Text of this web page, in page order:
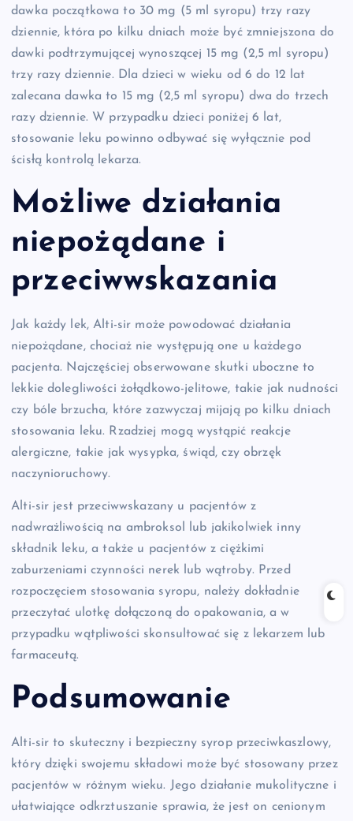
dawka początkowa to 30 mg (5 ml syropu) trzy razy
dziennie, która po kilku dniach może być zmniejszona do
dawki podtrzymującej wynoszącej 15 mg (2,5 ml syropu)
trzy razy dziennie. Dla dzieci w wieku od 6 do 12 lat
zalecana dawka to 15 mg (2,5 ml syropu) dwa do trzech
razy dziennie. W przypadku dzieci poniżej 6 lat,
stosowanie leku powinno odbywać się wyłącznie pod
ścisłą kontrolą lekarza.
Możliwe działania
niepożądane i
przeciwwskazania
Jak każdy lek, Alti-sir może powodować działania
niepożądane, chociaż nie występują one u każdego
pacjenta. Najczęściej obserwowane skutki uboczne to
lekkie dolegliwości żołądkowo-jelitowe, takie jak nudności
czy bóle brzucha, które zazwyczaj mijają po kilku dniach
stosowania leku. Rzadziej mogą wystąpić reakcje
alergiczne, takie jak wysypka, świąd, czy obrzęk
naczynioruchowy.
Alti-sir jest przeciwwskazany u pacjentów z
nadwrażliwością na ambroksol lub jakikolwiek inny
składnik leku, a także u pacjentów z ciężkimi
zaburzeniami czynności nerek lub wątroby. Przed
rozpoczęciem stosowania syropu, należy dokładnie
przeczytać ulotkę dołączoną do opakowania, a w
przypadku wątpliwości skonsultować się z lekarzem lub
farmaceutą.
Podsumowanie
Alti-sir to skuteczny i bezpieczny syrop przeciwkaszlowy,
który dzięki swojemu składowi może być stosowany przez
pacjentów w różnym wieku. Jego działanie mukolityczne i
ułatwiające odkrztuszanie sprawia, że jest on cenionym